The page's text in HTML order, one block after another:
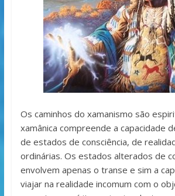
Os caminhos do xamanismo são
xamânica compreende a capacidade
de estados de consciência, de
ordinárias. Os estados alterados de
envolvem apenas o transe e sim a
viajar na realidade incomum com o